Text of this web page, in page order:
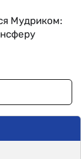
Мудриком: